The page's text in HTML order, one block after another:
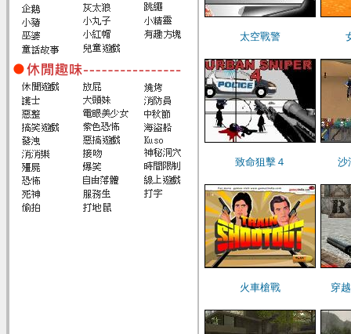
太空戰警
致命狙擊４ 沙
火車槍戰 穿